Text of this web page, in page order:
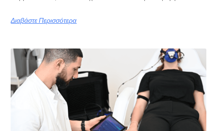
Διαβάστε Περισσότερα